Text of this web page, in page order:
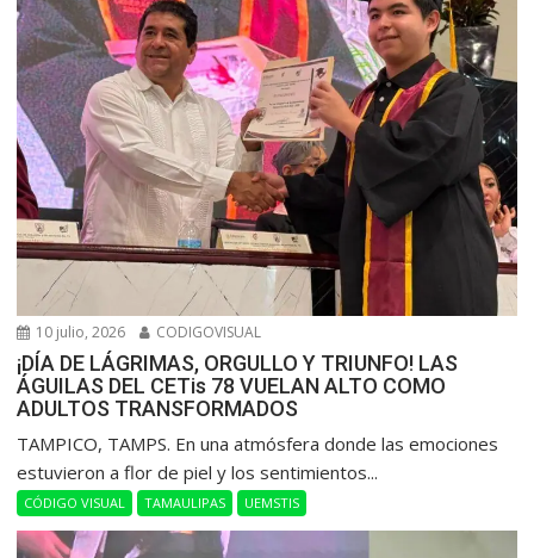
10 julio, 2026 CODIGOVISUAL
¡DÍA DE LÁGRIMAS, ORGULLO Y TRIUNFO! LAS
ÁGUILAS DEL CETis 78 VUELAN ALTO COMO
ADULTOS TRANSFORMADOS
​TAMPICO, TAMPS. En una atmósfera donde las emociones
estuvieron a flor de piel y los sentimientos...
CÓDIGO VISUAL TAMAULIPAS UEMSTIS